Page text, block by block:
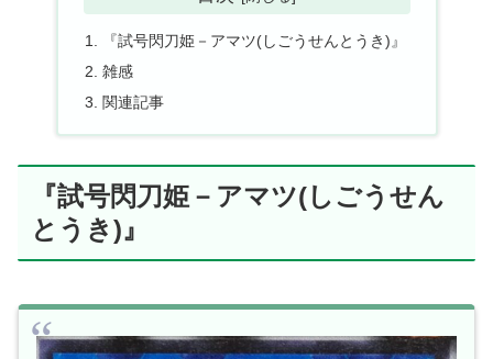
『試号閃刀姫－アマツ(しごうせんとうき)』
雑感
関連記事
『試号閃刀姫－アマツ(しごうせん
とうき)』